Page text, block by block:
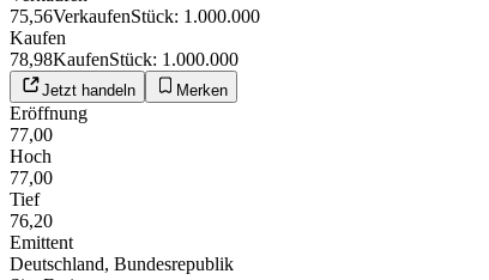
75,56VerkaufenStück: 1.000.000
Kaufen
78,98KaufenStück: 1.000.000
Jetzt handeln Merken
Eröffnung
77,00
Hoch
77,00
Tief
76,20
Emittent
Deutschland, Bundesrepublik